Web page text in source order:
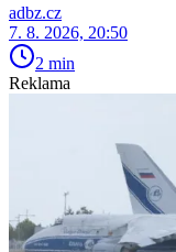
adbz.cz
7. 8. 2026, 20:50
2 min
Reklama